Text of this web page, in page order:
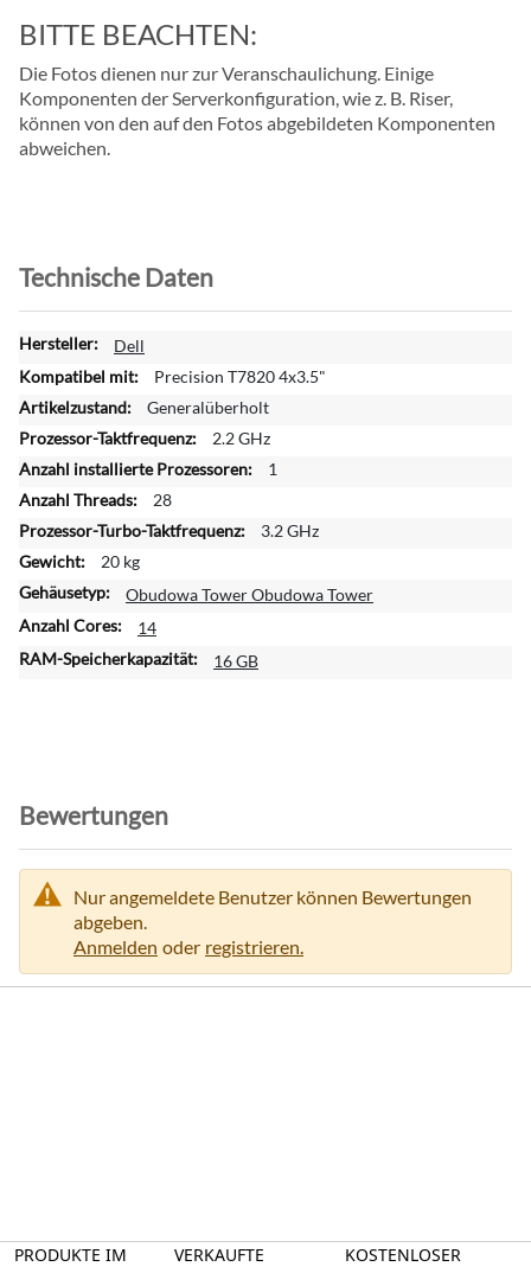
BITTE BEACHTEN:
Die Fotos dienen nur zur Veranschaulichung. Einige
Komponenten der Serverkonfiguration, wie z. B. Riser,
können von den auf den Fotos abgebildeten Komponenten
abweichen.
Technische Daten
W
e
t
e
r
e
n
f
o
r
a
n
Dell
Precision T7820 4x3.5"
Generalüberholt
2.2 GHz
1
28
3.2 GHz
20 kg
Obudowa Tower Obudowa Tower
14
16 GB
Bewertungen
Nur angemeldete Benutzer können Bewertungen
abgeben.
Anmelden oder registrieren.
PRODUKTE IM
VERKAUFTE
KOSTENLOSER